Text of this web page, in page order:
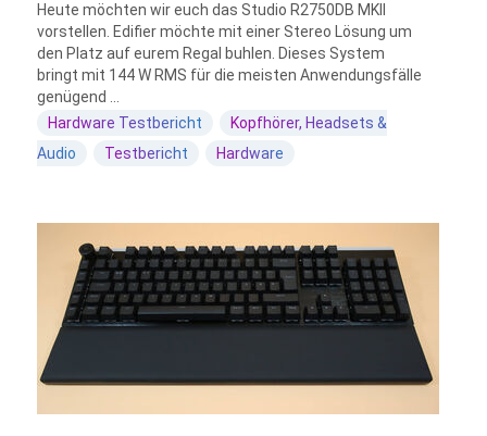
Heute möchten wir euch das Studio R2750DB MKII
vorstellen. Edifier möchte mit einer Stereo Lösung um
den Platz auf eurem Regal buhlen. Dieses System
bringt mit 144 W RMS für die meisten Anwendungsfälle
genügend ...
Hardware Testbericht
Kopfhörer, Headsets &
Audio
Testbericht Hardware